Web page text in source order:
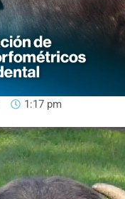
1:17 pm